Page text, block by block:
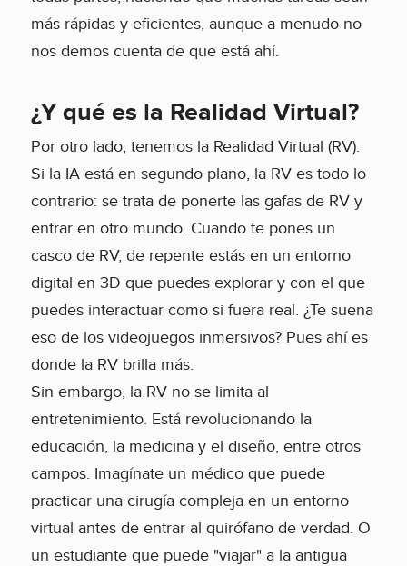
más rápidas y eficientes, aunque a menudo no
nos demos cuenta de que está ahí.
¿Y qué es la Realidad Virtual?
Por otro lado, tenemos la Realidad Virtual (RV).
Si la IA está en segundo plano, la RV es todo lo
contrario: se trata de ponerte las gafas de RV y
entrar en otro mundo. Cuando te pones un
casco de RV, de repente estás en un entorno
digital en 3D que puedes explorar y con el que
puedes interactuar como si fuera real. ¿Te suena
eso de los videojuegos inmersivos? Pues ahí es
donde la RV brilla más.
Sin embargo, la RV no se limita al
entretenimiento. Está revolucionando la
educación, la medicina y el diseño, entre otros
campos. Imagínate un médico que puede
practicar una cirugía compleja en un entorno
virtual antes de entrar al quirófano de verdad. O
un estudiante que puede "viajar" a la antigua